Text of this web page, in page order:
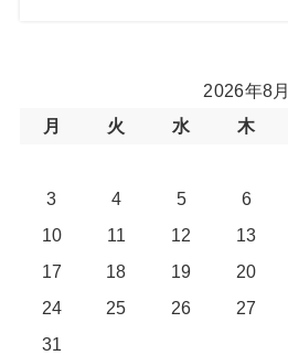
2026年8月
月
火 水 木
3
4 5 6
10
11 12 13
17
18 19 20
24
25 26 27
31